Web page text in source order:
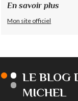
En savoir plus
Mon site officiel
LE BLOG
MICHEL